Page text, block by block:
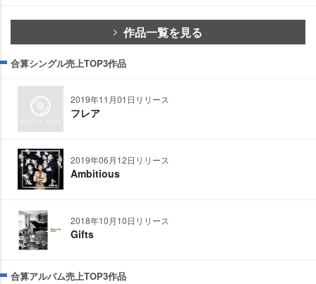
作品一覧を見る
合算シングル売上TOP3作品
2019年11月01日リリース
フレア
2019年06月12日リリース
Ambitious
2018年10月10日リリース
Gifts
合算アルバム売上TOP3作品